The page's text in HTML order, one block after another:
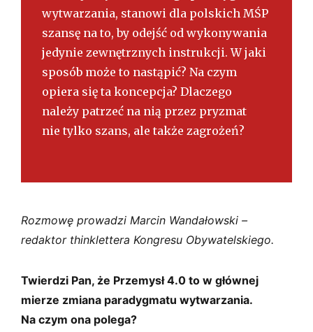
wytwarzania, stanowi dla polskich MŚP
szansę na to, by odejść od wykonywania
jedynie zewnętrznych instrukcji. W jaki
sposób może to nastąpić? Na czym
opiera się ta koncepcja? Dlaczego
należy patrzeć na nią przez pryzmat
nie tylko szans, ale także zagrożeń?
Rozmowę prowadzi Marcin Wandałowski –
redaktor thinklettera Kongresu Obywatelskiego.
Twierdzi Pan, że Przemysł 4.0 to w głównej
mierze zmiana paradygmatu wytwarzania.
Na czym ona polega?